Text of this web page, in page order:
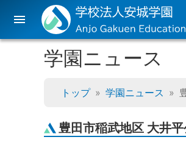
menu
学園ニュース
トップ 学園ニュース
豊田市稲武地区 大井